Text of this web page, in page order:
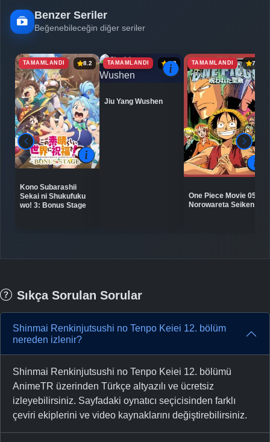
Benzer Seriler
Beğenebileceğin diğer seriler
TAMAMLANDI 8.2
Kono Subarashii
Sekai ni Shukufuku
wo! 3: Bonus Stage
TAMAMLANDI 6.9
Jiu Yang Wushen
TAMAMLANDI 7.1
One Piece Movie 05:
Norowareta Seiken
Sıkça Sorulan Sorular
Shinmai Renkinjutsushi no Tenpo Keiei 12. bölüm
nereden izlenir?
Shinmai Renkinjutsushi no Tenpo Keiei 12. bölümü
AnimeTR üzerinden Türkçe altyazılı ve ücretsiz
izleyebilirsiniz. Sayfadaki oynatıcı seçicisinden farklı
çeviri ekiplerini ve video kaynaklarını değiştirebilirsiniz.